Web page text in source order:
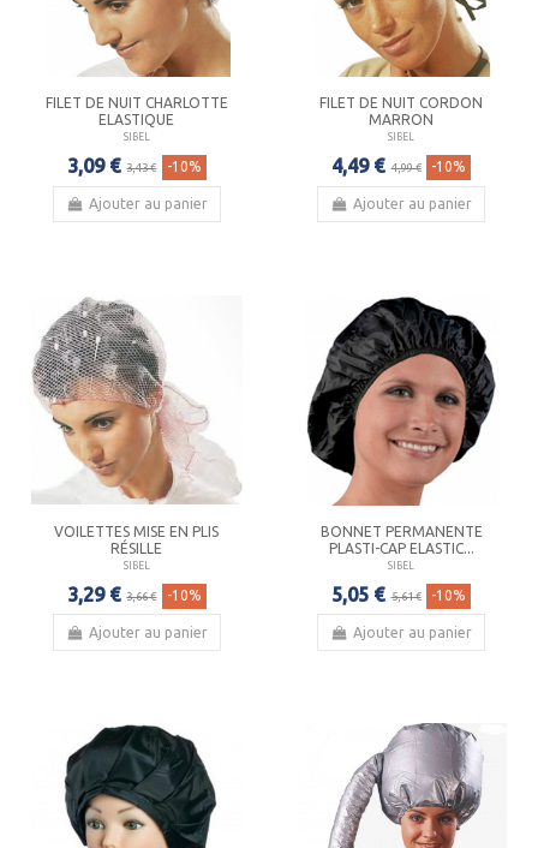
FILET DE NUIT CHARLOTTE
ELASTIQUE
SIBEL
3,09 € 3,43 € -10%
Ajouter au panier
FILET DE NUIT CORDON
MARRON
SIBEL
4,49 € 4,99 € -10%
Ajouter au panier
VOILETTES MISE EN PLIS
RÉSILLE
SIBEL
3,29 € 3,66 € -10%
Ajouter au panier
BONNET PERMANENTE
PLASTI-CAP ELASTIC...
SIBEL
5,05 € 5,61 € -10%
Ajouter au panier